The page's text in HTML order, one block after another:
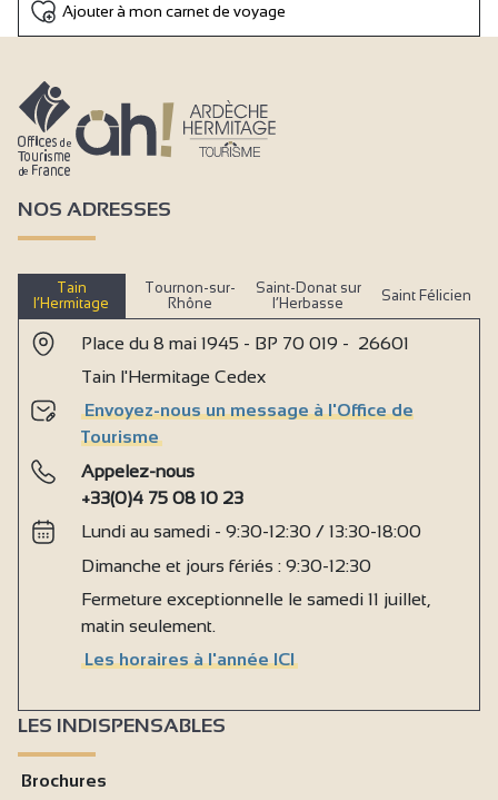
Ajouter à mon carnet de voyage
NOS ADRESSES
Tain
l’Hermitage
Tournon-sur-
Rhône
Saint-Donat sur
l’Herbasse
Saint Félicien
Place du 8 mai 1945 - BP 70 019 - 26601
Tain l'Hermitage Cedex
Envoyez-nous un message à l'Office de
Tourisme
Appelez-nous
+33(0)4 75 08 10 23
Lundi au samedi - 9:30-12:30 / 13:30-18:00
Dimanche et jours fériés : 9:30-12:30
Fermeture exceptionnelle le samedi 11 juillet,
matin seulement.
Les horaires à l'année ICI
LES INDISPENSABLES
Brochures